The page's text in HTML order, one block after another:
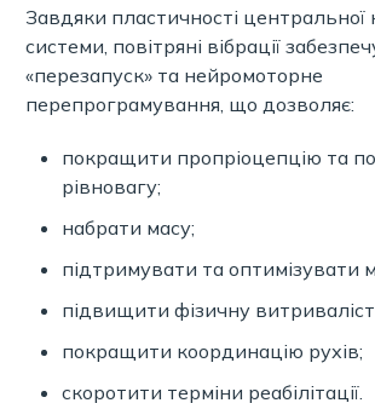
Завдяки пластичності центральної
системи, повітряні вібрації
«перезапуск» та нейромоторне
перепрограмування, що дозволяє:
покращити пропріоцепцію та
рівновагу;
набрати масу;
підтримувати та оптимізувати
підвищити фізичну
покращити координацію рухів;
скоротити терміни реабілітації.